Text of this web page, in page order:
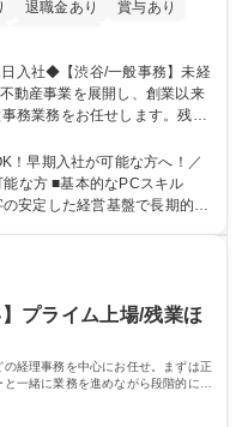
退職金あり
賞与あり
務業務をお任せします。残業
可能なため、WLBを整えたい
できます。 【業務詳細】■電
データ入力や書類作成 ■契約
！早期入社が可能な方へ！／
な方 ■基本的なPCスキル
学歴・資格 学
プライム上場/残業ほ
経理事務を中心にお任せ。まずは正
一緒に業務を進めながら段階的に経